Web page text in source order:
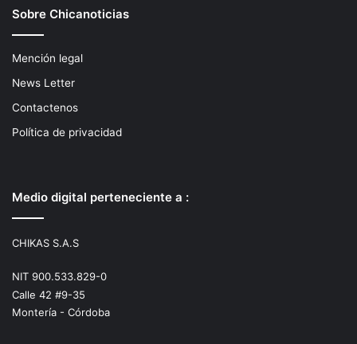
Sobre Chicanoticias
Mención legal
News Letter
Contactenos
Política de privacidad
Medio digital perteneciente a :
CHIKAS S.A.S
NIT 900.533.829-0
Calle 42 #9-35
Montería - Córdoba